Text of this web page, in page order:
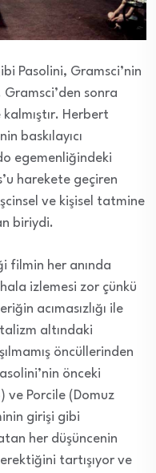
Pasolini, Gramsci’nin
sonra
Herbert
baskılayıcı
egemenliğindeki
harekete geçiren
ve kişisel tatmine
biriydi.
filmin her anında
izlemesi zor çünkü
acımasızlığı ile
altındaki
öncüllerinden
önceki
ve Porcile (Domuz
girişi gibi
her düşüncenin
tartışıyor ve